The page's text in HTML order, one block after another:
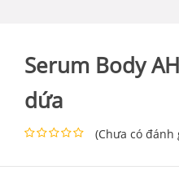
Serum Body
dứa
(Chưa có đánh